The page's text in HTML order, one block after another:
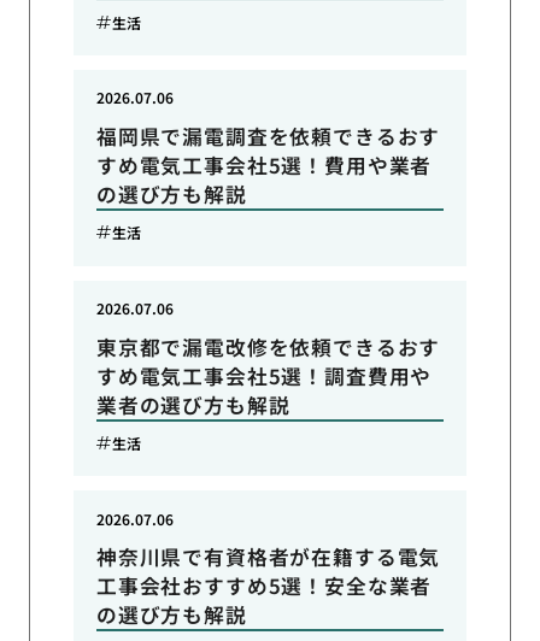
生活
福岡県で漏電調査を依頼できるおす
すめ電気工事会社5選！費用や業者
の選び方も解説
2026.07.06
生活
東京都で漏電改修を依頼できるおす
すめ電気工事会社5選！調査費用や
業者の選び方も解説
2026.07.06
生活
神奈川県で有資格者が在籍する電気
工事会社おすすめ5選！安全な業者
の選び方も解説
2026.07.06